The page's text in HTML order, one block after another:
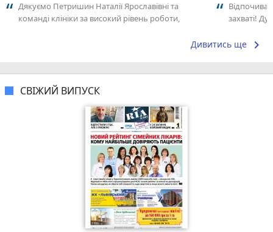
Дякуємо Петришин Наталії Ярославівні та
команді клініки за високий рівень роботи,
захваті!
Дивитись ще keyboard_arrow_right
СВІЖИЙ ВИПУСК